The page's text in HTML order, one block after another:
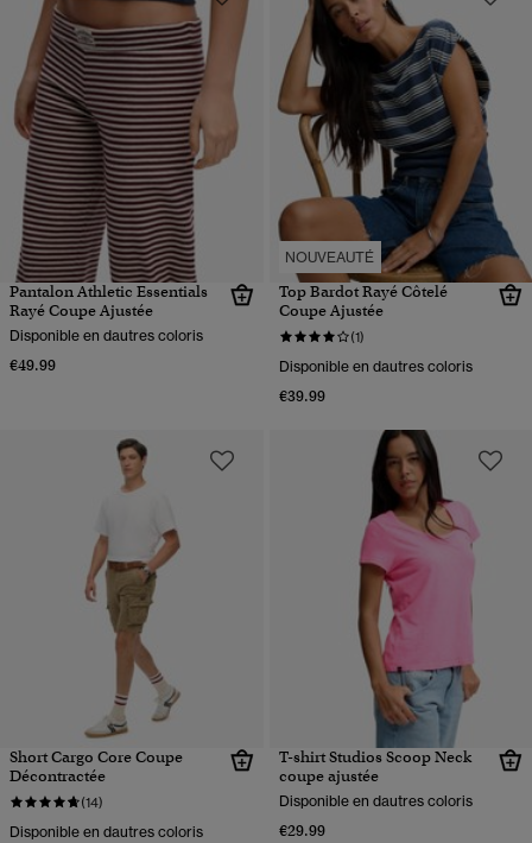
Pantalon Athletic Essentials
Rayé Coupe Ajustée
Disponible en dautres coloris
€49.99
NOUVEAUTÉ
Top Bardot Rayé Côtelé
Coupe Ajustée
(1)
Disponible en dautres coloris
€39.99
Short Cargo Core Coupe
Décontractée
(14)
Disponible en dautres coloris
T-shirt Studios Scoop Neck
coupe ajustée
Disponible en dautres coloris
€29.99